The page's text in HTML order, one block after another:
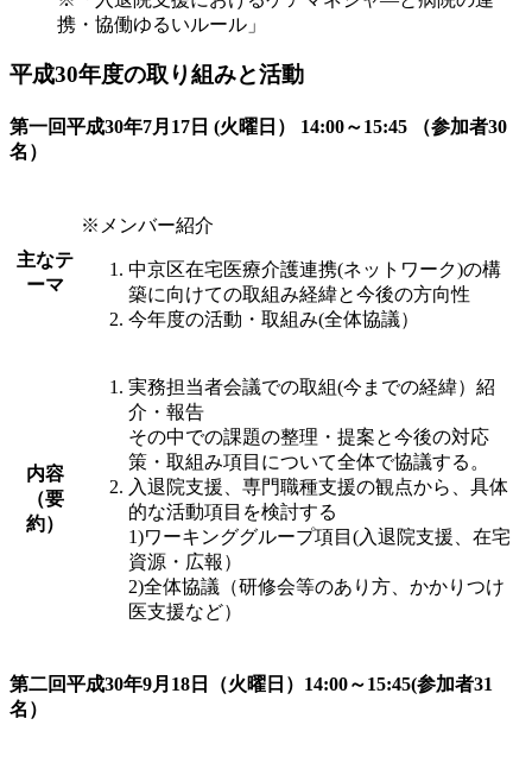
携・協働ゆるいルール」
平成30年度の取り組みと活動
第一回平成30年7月17日 (火曜日） 14:00～15:45 （参加者30
名）
主なテ
ーマ
※メンバー紹介
中京区在宅医療介護連携(ネットワーク)の構
築に向けての取組み経緯と今後の方向性
今年度の活動・取組み(全体協議）
内容
（要
約）
実務担当者会議での取組(今までの経緯）紹
介・報告
その中での課題の整理・提案と今後の対応
策・取組み項目について全体で協議する。
入退院支援、専門職種支援の観点から、具体
的な活動項目を検討する
1)ワーキンググループ項目(入退院支援、在宅
資源・広報）
2)全体協議（研修会等のあり方、かかりつけ
医支援など）
第二回平成30年9月18日（火曜日）14:00～15:45(参加者31
名）